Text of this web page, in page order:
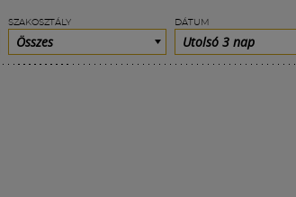
SZAKOSZTÁLY
Összes
DÁTUM
Utolsó 3 nap